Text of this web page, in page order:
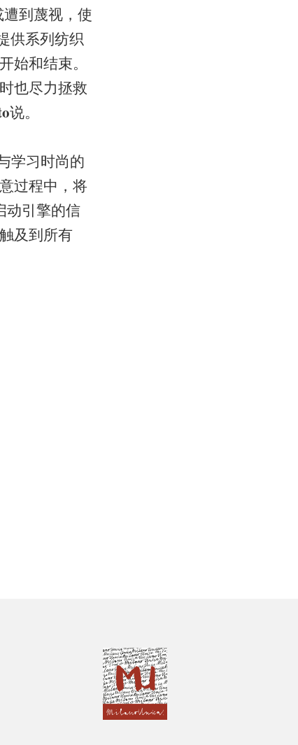
到蔑视，使
供系列纺织
始和结束。
也尽力拯救
说。
学习时尚的
过程中，将
动引擎的信
及到所有